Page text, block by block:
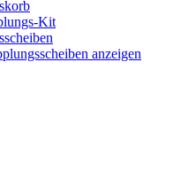
Kit
anzeigen